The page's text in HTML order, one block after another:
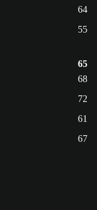
64
55
65
68
72
61
67